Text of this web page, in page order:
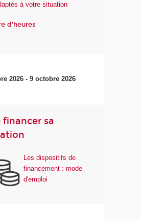
à votre situation
d'heures
2026 - 9 octobre 2026
financer sa
Les dispositifs de
financement : mode
d'emploi